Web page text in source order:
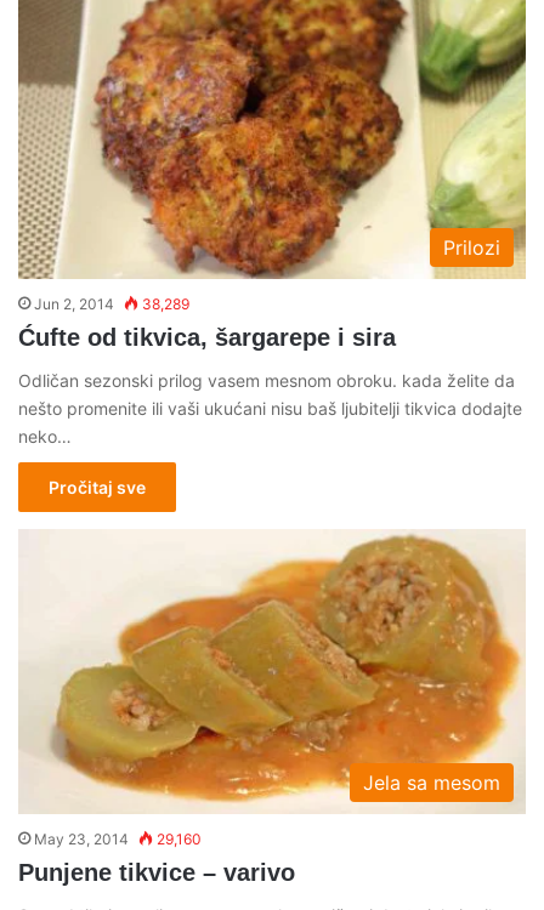
Prilozi
Jun 2, 2014 38,289
Ćufte od tikvica, šargarepe i sira
Odličan sezonski prilog vasem mesnom obroku. kada želite da
nešto promenite ili vaši ukućani nisu baš ljubitelji tikvica dodajte
neko…
Pročitaj sve
Jela sa mesom
May 23, 2014 29,160
Punjene tikvice – varivo